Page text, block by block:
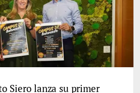
Siero lanza su primer